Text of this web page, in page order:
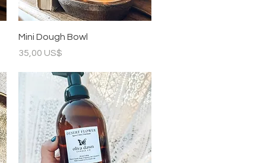
Vista rápida
Mini Dough Bowl
Precio
35,00 US$